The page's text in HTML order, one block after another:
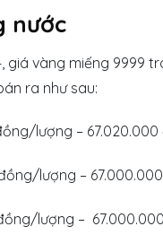
nước
giá vàng miếng 9999
ra như sau:
lượng –
đồng/lượng –
lượng –